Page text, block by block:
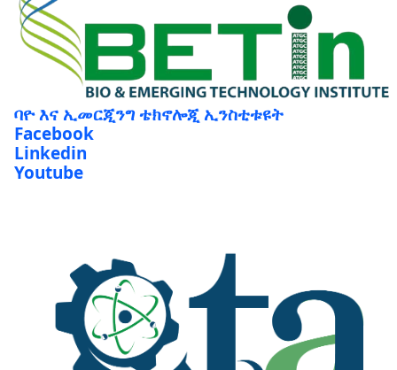
ባዮ እና ኢመርጂንግ ቴክኖሎጂ ኢንስቲቱዩት
Facebook
Linkedin
Youtube